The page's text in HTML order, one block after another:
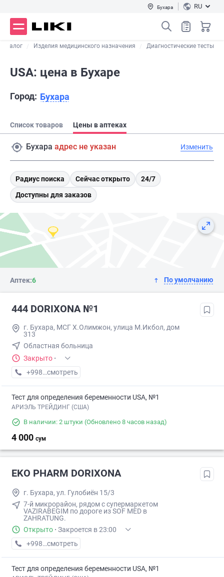
Бухара RU
Изделия медицинского назначения Диагностические тесты
USA: цена в Бухаре
Город: Бухара
Список товаров Цены в аптеках
Бухара адрес не указан Изменить
Радиус поиска Сейчас открыто
24/7
Доступны для заказов
Аптек:6 По умолчанию
444 DORIXONA №1
г. Бухара, МСГ Х.Олимжон, улица М.Икбол, дом
313
Областная больница
Закрыто ·
+998 (99) XXX-XX-XX
смотреть
Тест для определения беременности USA, №1
АРИЭЛЬ ТРЕЙДИНГ (США)
В наличии: 2 штуки (Обновлено 8 часов назад)
4 000 сум
EKO PHARM DORIXONA
г. Бухара, ул. Гулобиён 15/3
7-й микрорайон, рядом с супермаркетом
VAZIRABEGIM по дороге из SOF MED в
ZAHRATUNG.
Открыто · Закроется в 23:00
+998 (98) XXX-XX-XX
смотреть
Тест для определения беременности USA, №1